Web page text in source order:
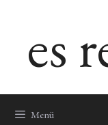
springenes
Menü